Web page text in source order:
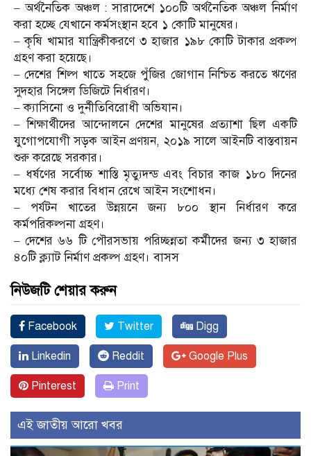
– অর্থনৈতিক অঞ্চল : সারাদেশে ১০০টি অর্থনৈতিক অঞ্চল নির্মাণ
করা হচ্ছে যেখানে কর্মসংস্থান হবে ১ কোটি মানুষের।
– কৃষি খামার যান্ত্রিকীকরণে ৩ হাজার ১৯৮ কোটি টাকার প্রকল্প
গ্রহণ করা হয়েছে।
– দেশের শিল্প খাতে সহজে পুঁজির জোগান নিশ্চিত করতে ঋণের
সুদহার সিঙ্গেল ডিজিটে নির্ধারণ।
– ক্যাসিনো ও দুর্নীতিবিরোধী অভিযান।
– শিক্ষার্থীদের আন্দোলনে দেশের মানুষের প্রত্যাশা ছিল একটি
যুগোপযোগী সড়ক আইন প্রণয়ন, ২০১৯ সালে আইনটি বাস্তবায়ন
শুরু করেছে সরকার।
– ধর্ষণের সর্বোচ্চ শাস্তি মৃত্যুদন্ড এবং বিচার কাজ ১৮০ দিনের
মধ্যে শেষ করার বিধান রেখে আইন সংশোধন।
– পর্যটন খাতের উন্নয়নে জন্য ৮০০ স্থান নির্ধারণ করে
কর্মপরিকল্পনা গ্রহণ।
– দেশের ৬৬ টি পৌরসভায় পরিচ্ছন্নতা কর্মীদের জন্য ৩ হাজার
৪০টি ক্ল্যাট নির্মাণ প্রকল্প গ্রহণ। বাসস
নিউজটি শেয়ার করুন
Facebook Twitter Digg
Linkedin Reddit Google Plus
Pinterest Print
এই জাতীয় আরো খবর